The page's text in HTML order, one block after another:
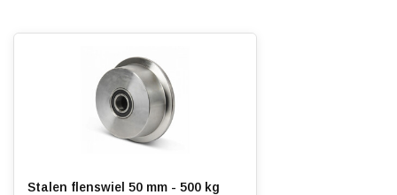
Stalen flenswiel 50 mm - 500 kg